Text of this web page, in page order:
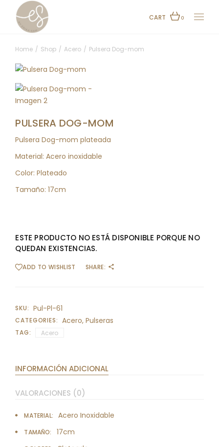
content
CART 0
Home Shop Acero Pulsera Dog-mom
PULSERA DOG-MOM
Pulsera Dog-mom plateada
Material: Acero inoxidable
Color: Plateado
Tamaño:17cm
ESTE PRODUCTO NO ESTÁ DISPONIBLE PORQUE NO
QUEDAN EXISTENCIAS.
ADD TO WISHLIST SHARE:
SKU: Pul-Pl-61
CATEGORIES: Acero, Pulseras
TAG: Acero
INFORMACIÓN ADICIONAL
VALORACIONES (0)
MATERIAL Acero Inoxidable
TAMAÑO 17cm